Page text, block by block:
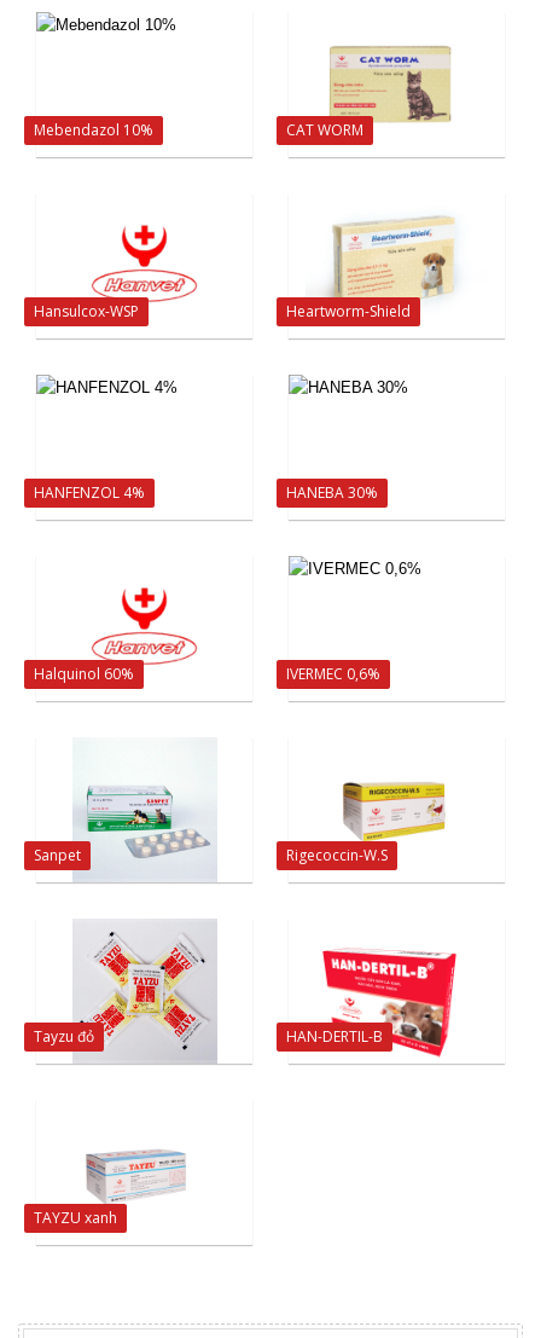
Mebendazol 10% CAT WORM
Hansulcox-WSP Heartworm-Shield
HANFENZOL 4% HANEBA 30%
Halquinol 60% IVERMEC 0,6%
Sanpet Rigecoccin-W.S
Tayzu đỏ HAN-DERTIL-B
TAYZU xanh